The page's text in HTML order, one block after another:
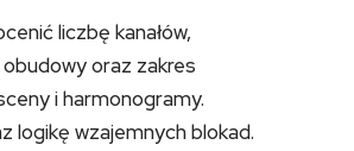
liczbę kanałów,
obudowy oraz zakres
i harmonogramy.
logikę wzajemnych blokad.